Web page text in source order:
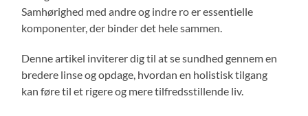
Samhørighed med andre og indre ro er essentielle
komponenter, der binder det hele sammen.
Denne artikel inviterer dig til at se sundhed gennem en
bredere linse og opdage, hvordan en holistisk tilgang
kan føre til et rigere og mere tilfredsstillende liv.